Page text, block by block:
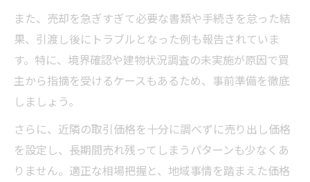
また、売却を急ぎすぎて必要な書類や手続きを怠った結
果、引渡し後にトラブルとなった例も報告されていま
す。特に、境界確認や建物状況調査の未実施が原因で買
主から指摘を受けるケースもあるため、事前準備を徹底
しましょう。
さらに、近隣の取引価格を十分に調べずに売り出し価格
を設定し、長期間売れ残ってしまうパターンも少なくあ
りません。適正な相場把握と、地域事情を踏まえた価格